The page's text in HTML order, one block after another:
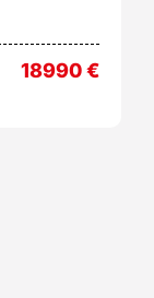
18990€